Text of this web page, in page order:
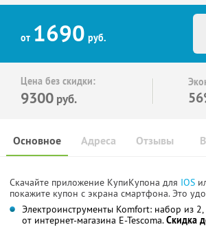
от 1690 руб.
Цена без скидки:
9300 руб.
Основное Отзывы
Адреса
Скачайте приложение КупиКупона для IOS
покажите купон с экрана смартфона. Это
Электроинструменты Komfort: набор из
от интернет-магазина E-Tescoma.Скидка